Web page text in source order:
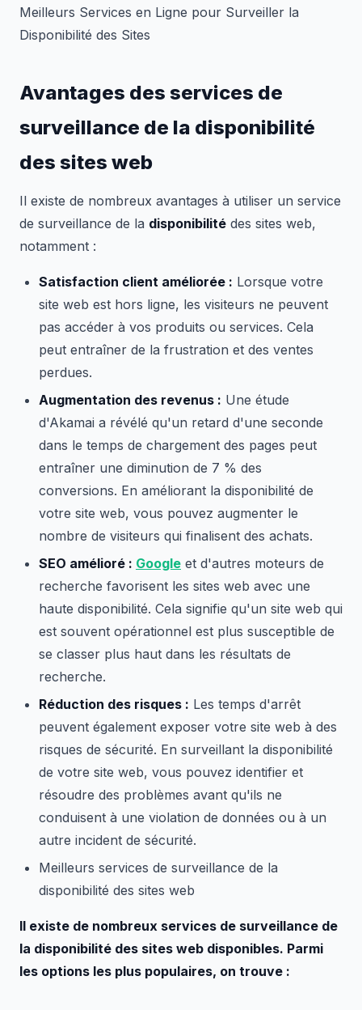
Meilleurs Services en Ligne pour Surveiller la
Disponibilité des Sites
Avantages des services de
surveillance de la disponibilité
des sites web
Il existe de nombreux avantages à utiliser un service
de surveillance de la disponibilité des sites web,
notamment :
Satisfaction client améliorée : Lorsque votre
site web est hors ligne, les visiteurs ne peuvent
pas accéder à vos produits ou services. Cela
peut entraîner de la frustration et des ventes
perdues.
Augmentation des revenus : Une étude
d'Akamai a révélé qu'un retard d'une seconde
dans le temps de chargement des pages peut
entraîner une diminution de 7 % des
conversions. En améliorant la disponibilité de
votre site web, vous pouvez augmenter le
nombre de visiteurs qui finalisent des achats.
SEO amélioré : Google et d'autres moteurs de
recherche favorisent les sites web avec une
haute disponibilité. Cela signifie qu'un site web qui
est souvent opérationnel est plus susceptible de
se classer plus haut dans les résultats de
recherche.
Réduction des risques : Les temps d'arrêt
peuvent également exposer votre site web à des
risques de sécurité. En surveillant la disponibilité
de votre site web, vous pouvez identifier et
résoudre des problèmes avant qu'ils ne
conduisent à une violation de données ou à un
autre incident de sécurité.
Meilleurs services de surveillance de la
disponibilité des sites web
Il existe de nombreux services de surveillance de
la disponibilité des sites web disponibles. Parmi
les options les plus populaires, on trouve :